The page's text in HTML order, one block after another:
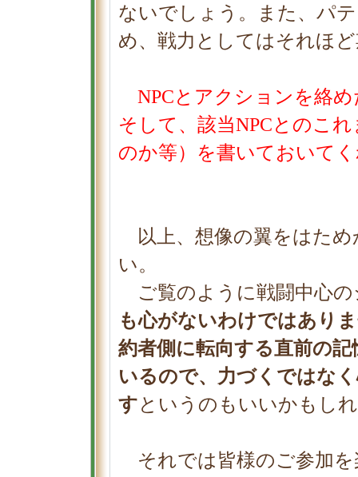
ないでしょう。また、パ
め、戦力としてはそれほ
NPCとアクションを絡
そして、該当NPCとのこ
のか等）を書いておいて
以上、想像の翼をはた
い。
ご覧のように戦闘中心
も心がないわけではあり
約者側に転向する直前の
いるので、力づくではな
すというのもいいかもし
それでは皆様のご参加を